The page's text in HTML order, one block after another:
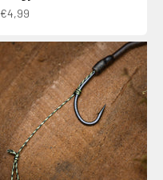
Aanbiedingsprijs
€4,99